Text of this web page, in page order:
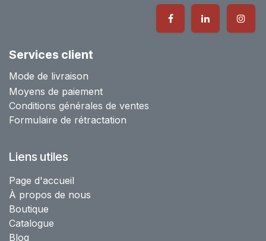
Services client
Mode de livraison
Moyens de paiement
Conditions générales de ventes
Formulaire de rétractation
Liens utiles
Page d'accueil
À propos de nous
Boutique
Catalogue
Blog